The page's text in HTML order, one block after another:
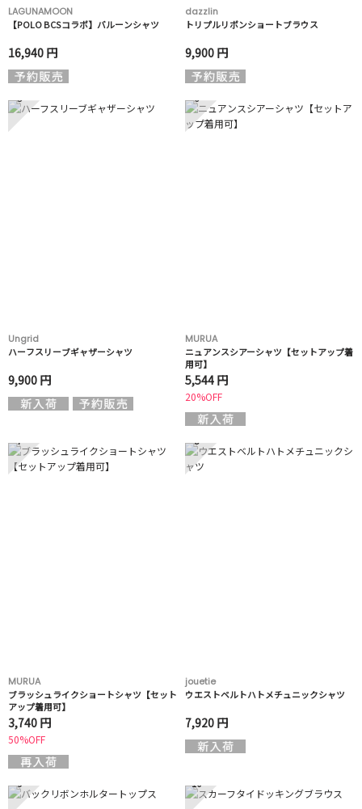
LAGUNAMOON
【POLO BCSコラボ】バルーンシャツ
16,940 円
dazzlin
トリプルリボンショートブラウス
9,900 円
5
Ungrid
ハーフスリーブギャザーシャツ
9,900 円
6
MURUA
ニュアンスシアーシャツ【セットアップ着
用可】
5,544 円
20%OFF
7
MURUA
ブラッシュライクショートシャツ【セット
アップ着用可】
3,740 円
50%OFF
8
jouetie
ウエストベルトハトメチュニックシャツ
7,920 円
9 10